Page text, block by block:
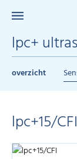
lpc+
overzicht
lpc+15/CFI